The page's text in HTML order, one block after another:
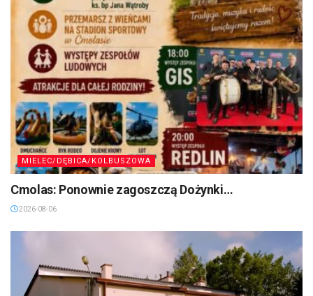
MIELEC/DĘBICA/KOLBUSZOWA
Cmolas: Ponownie zagoszczą Dożynki…
2026-08-06